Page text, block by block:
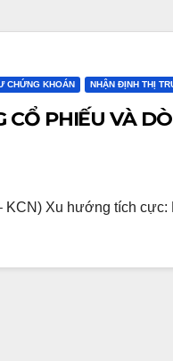
CHỨNG KHOÁN NHẬN ĐỊNH THỊ
CỔ PHIẾU VÀ
Xu hướng tích